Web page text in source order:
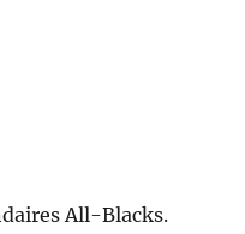
All-Blacks.